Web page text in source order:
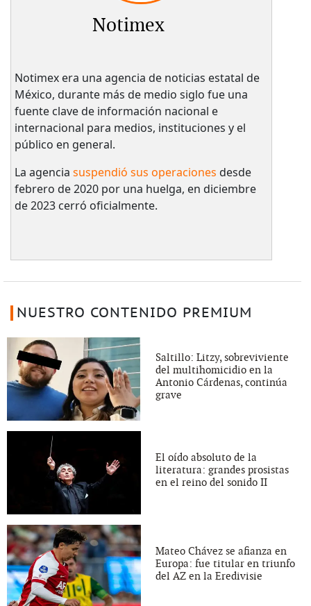
Notimex
Notimex era una agencia de noticias estatal de
México, durante más de medio siglo fue una
fuente clave de información nacional e
internacional para medios, instituciones y el
público en general.
La agencia suspendió sus operaciones desde
febrero de 2020 por una huelga, en diciembre
de 2023 cerró oficialmente.
NUESTRO CONTENIDO PREMIUM
Saltillo: Litzy, sobreviviente
del multihomicidio en la
Antonio Cárdenas, continúa
grave
El oído absoluto de la
literatura: grandes prosistas
en el reino del sonido II
Mateo Chávez se afianza en
Europa: fue titular en triunfo
del AZ en la Eredivisie